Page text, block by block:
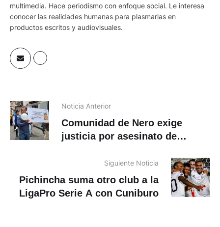
multimedia. Hace periodismo con enfoque social. Le interesa
conocer las realidades humanas para plasmarlas en
productos escritos y audiovisuales.
Noticia Anterior
Comunidad de Nero exige
justicia por asesinato de
Siguiente Noticia
Pichincha suma otro club a la
LigaPro Serie A con Cuniburo